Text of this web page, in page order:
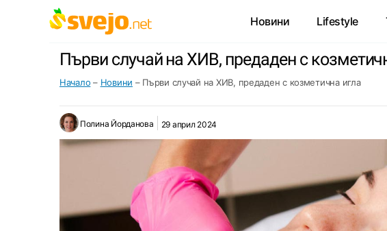
Новини Lifestyle
Първи случай на ХИВ, предаден с
Начало – Новини – Първи случай на ХИВ, предаден с козметична игла
Полина Йорданова 29 април 2024